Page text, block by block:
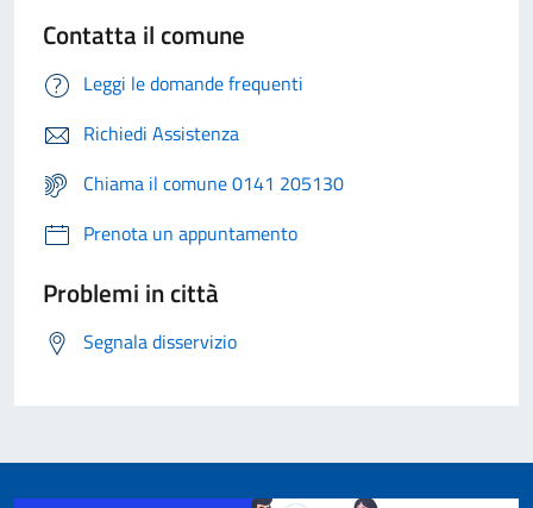
Contatta il comune
Leggi le domande frequenti
Richiedi Assistenza
Chiama il comune 0141 205130
Prenota un appuntamento
Problemi in città
Segnala disservizio